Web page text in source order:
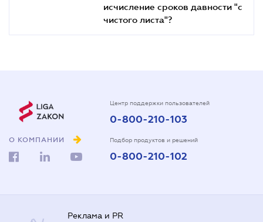
исчисление сроков давности "с
чистого листа"?
О КОМПАНИИ
Центр поддержки пользователей
0-800-210-103
Подбор продуктов и решений
0-800-210-102
Реклама и PR